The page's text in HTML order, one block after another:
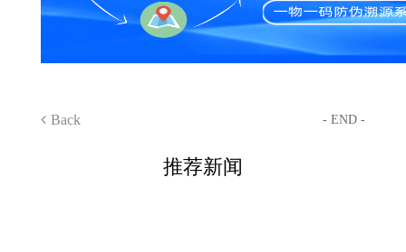
Back - END -
推荐新闻